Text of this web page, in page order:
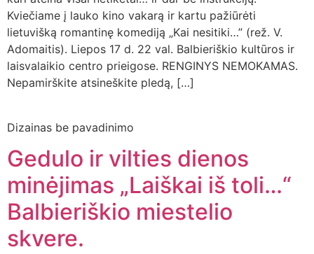
Kviečiame į lauko kino vakarą ir kartu pažiūrėti
lietuvišką romantinę komediją „Kai nesitiki…” (rež. V.
Adomaitis). Liepos 17 d. 22 val. Balbieriškio kultūros ir
laisvalaikio centro prieigose. RENGINYS NEMOKAMAS.
Nepamirškite atsineškite pledą, […]
Dizainas be pavadinimo
Gedulo ir vilties dienos
minėjimas „Laiškai iš toli…“
Balbieriškio miestelio
skvere.